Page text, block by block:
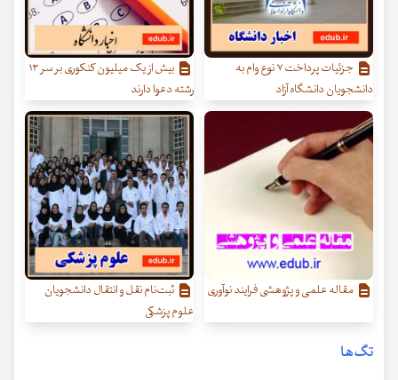
جزئیات پرداخت ۷ نوع وام به
دانشجویان دانشگاه آزاد
بیش از یک میلیون کنکوری بر سر ۱۳
رشته دعوا دارند
مقاله علمی و پژوهشی فرایند نوآوری
ثبت‌نام نقل و انتقال دانشجویان
علوم پزشکی
تگ‌ها